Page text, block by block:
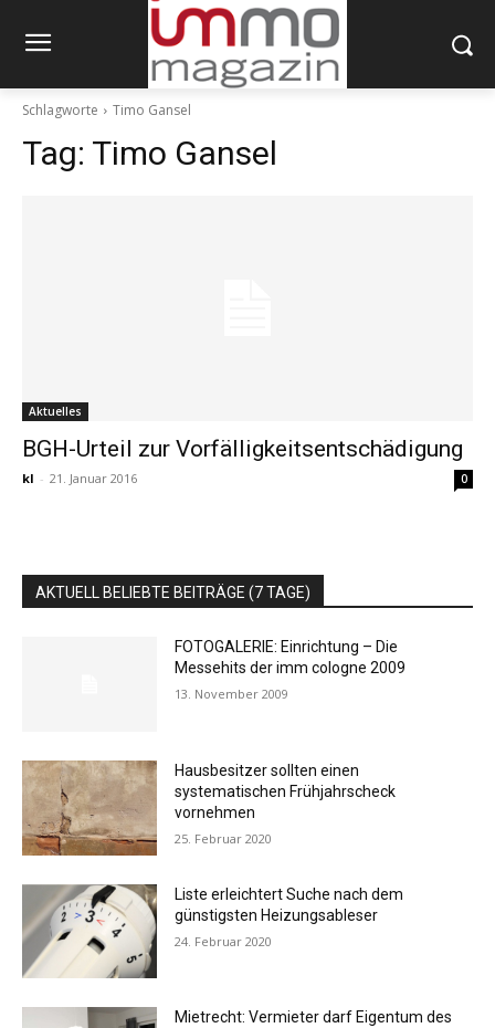
Schlagworte Timo Gansel
Tag: Timo Gansel
Aktuelles
BGH-Urteil zur Vorfälligkeitsentschädigung
kl - 21. Januar 2016 0
AKTUELL BELIEBTE BEITRÄGE (7 TAGE)
FOTOGALERIE: Einrichtung – Die
Messehits der imm cologne 2009
13. November 2009
Hausbesitzer sollten einen
systematischen Frühjahrscheck
vornehmen
25. Februar 2020
Liste erleichtert Suche nach dem
günstigsten Heizungsableser
24. Februar 2020
Mietrecht: Vermieter darf Eigentum des